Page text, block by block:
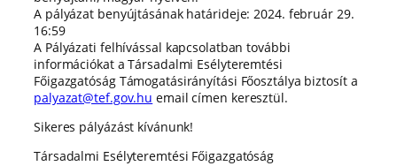
A pályázat benyújtásának határideje: 2024. február 29.
16:59
A Pályázati felhívással kapcsolatban további
információkat a Társadalmi Esélyteremtési
Főigazgatóság Támogatásirányítási Főosztálya biztosít a
palyazat@tef.gov.hu email címen keresztül.
Sikeres pályázást kívánunk!
Társadalmi Esélyteremtési Főigazgatóság